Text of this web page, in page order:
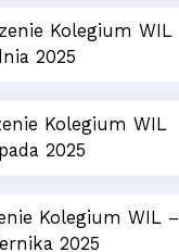
Kolegium WIL
2025
Kolegium WIL
2025
Kolegium WIL –
2025